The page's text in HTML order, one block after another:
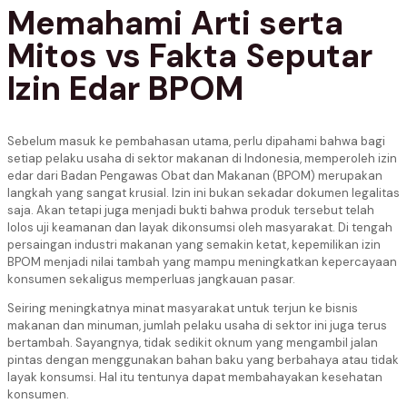
Memahami Arti serta
Mitos vs Fakta Seputar
Izin Edar BPOM
Sebelum masuk ke pembahasan utama, perlu dipahami bahwa bagi
setiap pelaku usaha di sektor makanan di Indonesia, memperoleh izin
edar dari Badan Pengawas Obat dan Makanan (BPOM) merupakan
langkah yang sangat krusial. Izin ini bukan sekadar dokumen legalitas
saja. Akan tetapi juga menjadi bukti bahwa produk tersebut telah
lolos uji keamanan dan layak dikonsumsi oleh masyarakat. Di tengah
persaingan industri makanan yang semakin ketat, kepemilikan izin
BPOM menjadi nilai tambah yang mampu meningkatkan kepercayaan
konsumen sekaligus memperluas jangkauan pasar.
Seiring meningkatnya minat masyarakat untuk terjun ke bisnis
makanan dan minuman, jumlah pelaku usaha di sektor ini juga terus
bertambah. Sayangnya, tidak sedikit oknum yang mengambil jalan
pintas dengan menggunakan bahan baku yang berbahaya atau tidak
layak konsumsi. Hal itu tentunya dapat membahayakan kesehatan
konsumen.